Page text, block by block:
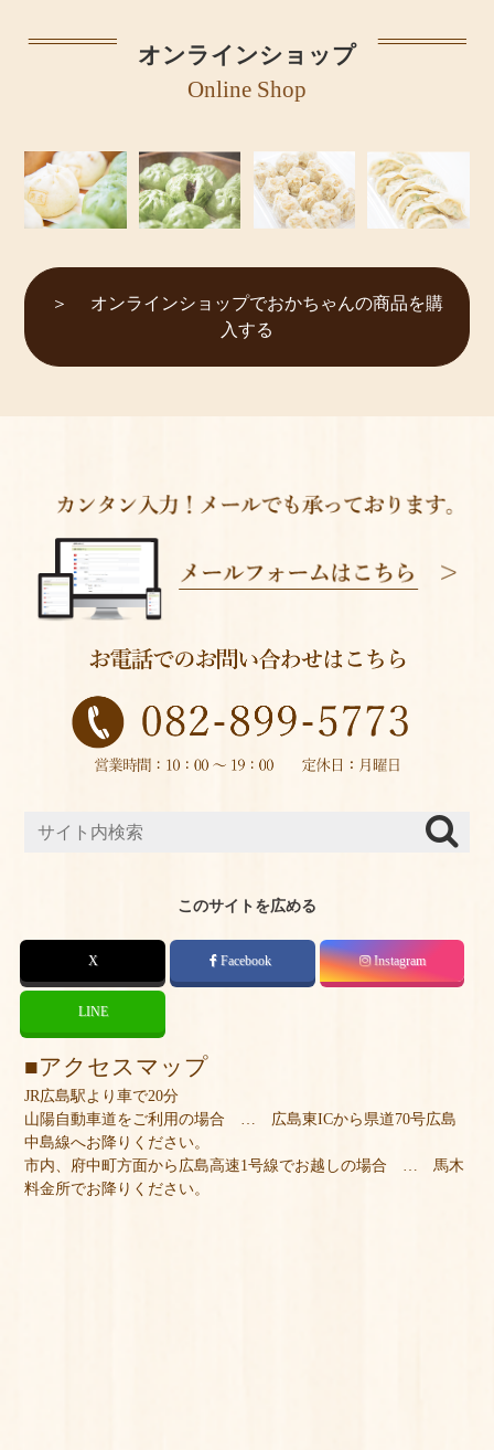
オンラインショップ
Online Shop
オンラインショップでおかちゃんの商品を購
入する
このサイトを広める
X Facebook Instagram
LINE
アクセスマップ
JR広島駅より車で20分
山陽自動車道をご利用の場合 … 広島東ICから県道70号広島
中島線へお降りください。
市内、府中町方面から広島高速1号線でお越しの場合 … 馬木
料金所でお降りください。